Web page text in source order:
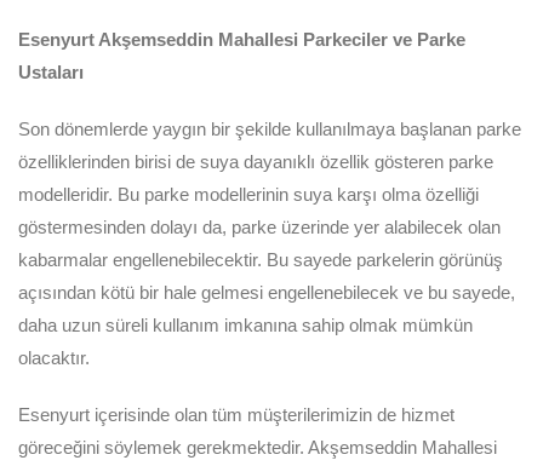
Esenyurt Akşemseddin Mahallesi Parkeciler ve Parke
Ustaları
Son dönemlerde yaygın bir şekilde kullanılmaya başlanan parke
özelliklerinden birisi de suya dayanıklı özellik gösteren parke
modelleridir. Bu parke modellerinin suya karşı olma özelliği
göstermesinden dolayı da, parke üzerinde yer alabilecek olan
kabarmalar engellenebilecektir. Bu sayede parkelerin görünüş
açısından kötü bir hale gelmesi engellenebilecek ve bu sayede,
daha uzun süreli kullanım imkanına sahip olmak mümkün
olacaktır.
Esenyurt içerisinde olan tüm müşterilerimizin de hizmet
göreceğini söylemek gerekmektedir. Akşemseddin Mahallesi